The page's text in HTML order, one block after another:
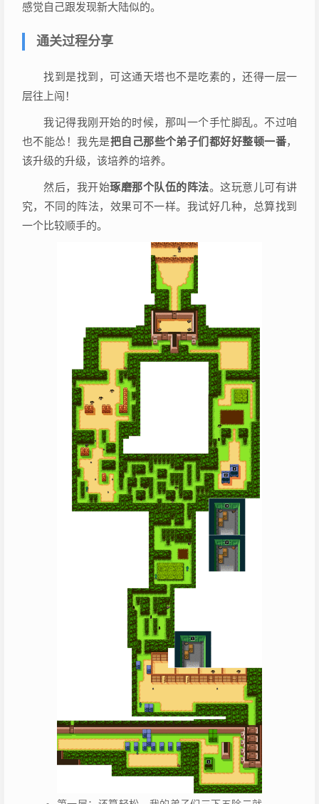
感觉自己跟发现新大陆似的。
通关过程分享
找到是找到，可这通天塔也不是吃素的，还得一层一
层往上闯！
我记得我刚开始的时候，那叫一个手忙脚乱。不过咱
也不能怂！我先是把自己那些个弟子们都好好整顿一番，
该升级的升级，该培养的培养。
然后，我开始琢磨那个队伍的阵法。这玩意儿可有讲
究，不同的阵法，效果可不一样。我试好几种，总算找到
一个比较顺手的。